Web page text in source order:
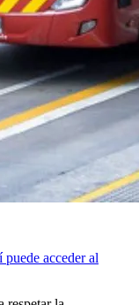
puede acceder al